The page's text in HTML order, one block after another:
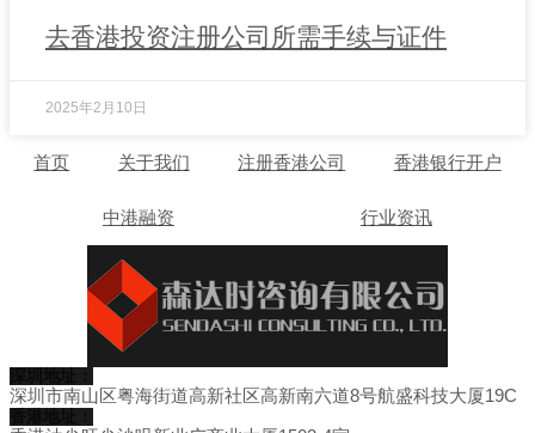
去香港投资注册公司所需手续与证件
2025年2月10日
首页 关于我们 注册香港公司 香港银行开户
中港融资 行业资讯
深圳市南山区粤海街道高新社区高新南六道8号航盛科技大厦19C